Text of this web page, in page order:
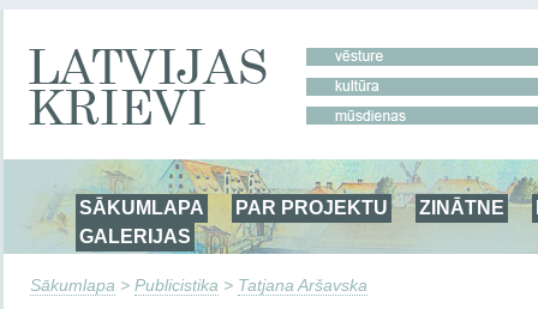
SĀKUMLAPA PAR PROJEKTU ZINĀTNE
GALERIJAS
Sākumlapa > Publicistika > Tatjana Aršavska